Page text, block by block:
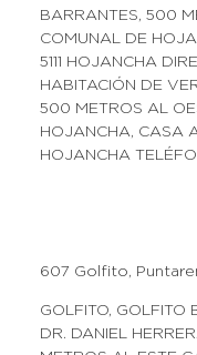
BARRANTES, 500
COMUNAL DE
5111 HOJANCHA
HABITACIÓN DE
500 METROS AL
HOJANCHA, CASA A
HOJANCHA
607 Golfito,
GOLFITO, GOLFITO
DR. DANIEL